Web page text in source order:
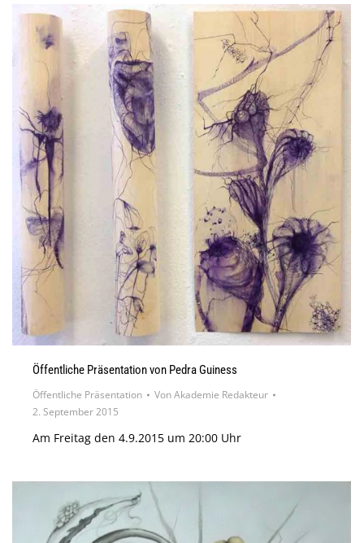
Öffentliche Präsentation von Pedra Guiness
Öffentliche Präsentation VonAkademie Redakteur
2. September 2015
Am Freitag den 4.9.2015 um 20:00 Uhr